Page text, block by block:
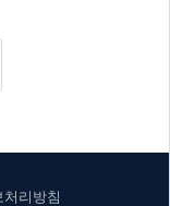
처리방침